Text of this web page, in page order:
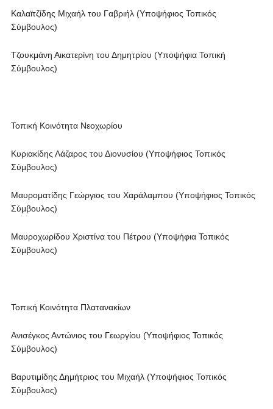
Καλαϊτζίδης Μιχαήλ του Γαβριήλ (Υποψήφιος Τοπικός
Σύμβουλος)
Τζουκμάνη Αικατερίνη του Δημητρίου (Υποψήφια Τοπική
Σύμβουλος)
Τοπική Κοινότητα Νεοχωρίου
Κυριακίδης Λάζαρος του Διονυσίου (Υποψήφιος Τοπικός
Σύμβουλος)
Μαυροματίδης Γεώργιος του Χαράλαμπου (Υποψήφιος Τοπικός
Σύμβουλος)
Μαυροχωρίδου Χριστίνα του Πέτρου (Υποψήφια Τοπικός
Σύμβουλος)
Τοπική Κοινότητα Πλατανακίων
Ανισέγκος Αντώνιος του Γεωργίου (Υποψήφιος Τοπικός
Σύμβουλος)
Βαρυτιμίδης Δημήτριος του Μιχαήλ (Υποψήφιος Τοπικός
Σύμβουλος)